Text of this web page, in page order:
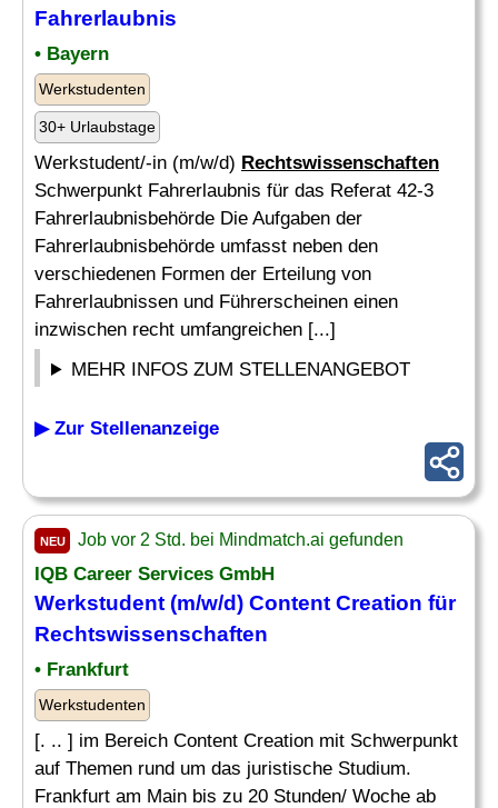
Fahrerlaubnis
• Bayern
Werkstudenten
30+ Urlaubstage
Werkstudent/-in (m/w/d) Rechtswissenschaften
Schwerpunkt Fahrerlaubnis für das Referat 42-3
Fahrerlaubnisbehörde Die Aufgaben der
Fahrerlaubnisbehörde umfasst neben den
verschiedenen Formen der Erteilung von
Fahrerlaubnissen und Führerscheinen einen
inzwischen recht umfangreichen [...]
MEHR INFOS ZUM STELLENANGEBOT
▶ Zur Stellenanzeige
NEU Job vor 2 Std. bei Mindmatch.ai gefunden
IQB Career Services GmbH
Werkstudent (m/w/d) Content Creation für
Rechtswissenschaften
• Frankfurt
Werkstudenten
[. .. ] im Bereich Content Creation mit Schwerpunkt
auf Themen rund um das juristische Studium.
Frankfurt am Main bis zu 20 Stunden/ Woche ab